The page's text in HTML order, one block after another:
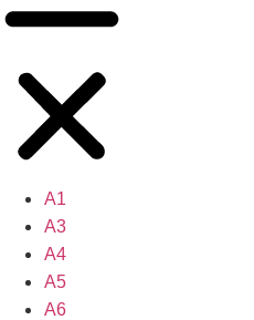
A1
A3
A4
A5
A6